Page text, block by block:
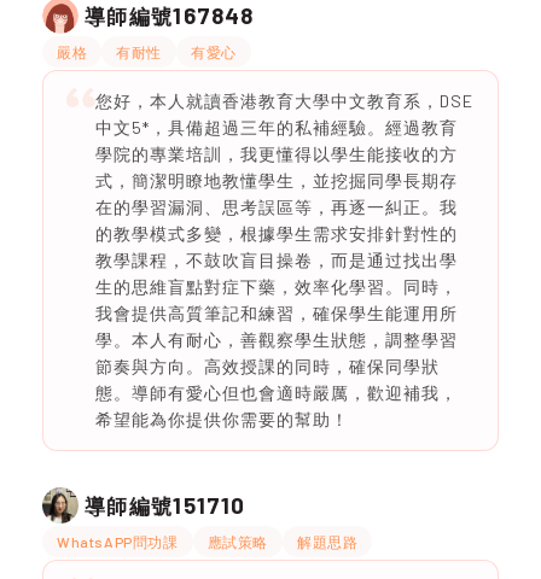
導師編號167848
嚴格 有耐性 有愛心
您好，本人就讀香港教育大學中文教育系，DSE
中文5*，具備超過三年的私補經驗。經過教育
學院的專業培訓，我更懂得以學生能接收的方
式，簡潔明瞭地教懂學生，並挖掘同學長期存
在的學習漏洞、思考誤區等，再逐一糾正。我
的教學模式多變，根據學生需求安排針對性的
教學課程，不鼓吹盲目操卷，而是通过找出學
生的思維盲點對症下藥，效率化學習。同時，
我會提供高質筆記和練習，確保學生能運用所
學。本人有耐心，善觀察學生狀態，調整學習
節奏與方向。高效授課的同時，確保同學狀
態。導師有愛心但也會適時嚴厲，歡迎補我，
希望能為你提供你需要的幫助！
導師編號151710
WhatsAPP問功課 應試策略 解題思路